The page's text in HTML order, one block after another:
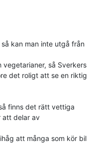
kan man inte utgå från
så Sverkers
det roligt att se en riktig
finns det rätt vettiga
att delar av
att många som kör bil